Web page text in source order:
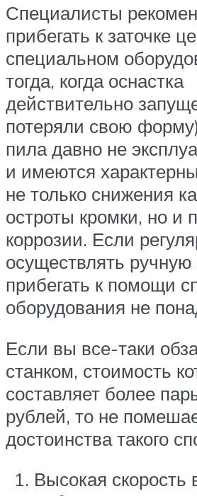
Специалисты
прибегать к заточке
специальном
тогда, когда оснастка
действительно
потеряли свою
пила давно не
и имеются
не только снижения
остроты кромки, но и
коррозии. Если
осуществлять ручную
прибегать к помощи
оборудования не
Если вы все-таки
станком, стоимость
составляет более
рублей, то не
достоинства такого
Высокая скорость